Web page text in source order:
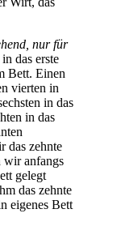
nur für
das erste
Bett. Einen
vierten in
in das
in das
das zehnte
wir anfangs
gelegt
das zehnte
eigenes Bett